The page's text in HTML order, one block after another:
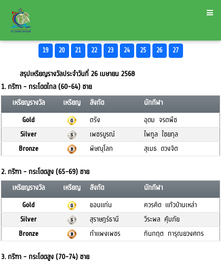
19 20 21 22 23 24 25 26 27
สรุปเหรียญรางวัลประจำวันที่ 26 เมษายน 2568
1. กรีฑา - กระโดดไกล (60-64) ชาย
เหรียญรางวัล
เหรียญ สังกัด
นักกีฬา
Gold
ตรัง
อุดม จรตพืช
Silver
เพชรบูรณ์
ไพทูล ไชยกุล
Bronze
พิษณุโลก สุเมธ ดวงจิต
2. กรีฑา - กระโดดสูง (65-69) ชาย
เหรียญรางวัล
เหรียญ สังกัด
นักกีฬา
Gold
ขอนแก่น
ควรคิด แก้วบ้านเหล่า
Silver
สุราษฎร์ธานี
วีระพล คุ้มภัย
Bronze
กำแพงเพชร ทินกฤต การุณยวงศกร
3. กรีฑา - กระโดดสูง (70-74) ชาย